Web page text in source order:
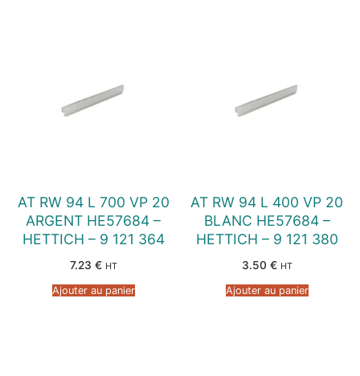
AT RW 94 L 700 VP 20
ARGENT HE57684 –
HETTICH – 9 121 364
7.23 € HT
Ajouter au panier
AT RW 94 L 400 VP 20
BLANC HE57684 –
HETTICH – 9 121 380
3.50 € HT
Ajouter au panier